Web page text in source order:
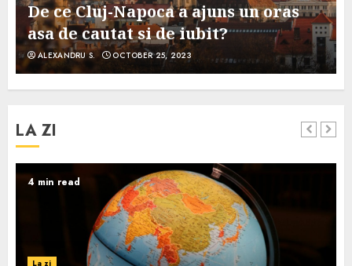
De ce Cluj-Napoca a ajuns un oras
asa de cautat si de iubit?
ALEXANDRU S. OCTOBER 25, 2023
LA ZI
4 min read
La zi